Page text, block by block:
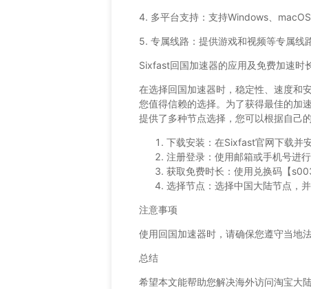
4. 多平台支持：支持Windows、
5. 专属线路：提供游戏和视频等专属线
Sixfast回国加速器的应用及免费加速时
在选择回国加速器时，稳定性、速度和
您值得信赖的选择。为了获得最佳的加
提供了多种节点选择，您可以根据自己
下载安装：在Sixfast官网下载并
注册登录：使用邮箱或手机号进
获取免费时长：使用兑换码【
选择节点：选择中国大陆节点，并
注意事项
使用回国加速器时，请确保您遵守当地法
总结
希望本文能帮助您解决海外访问淘宝大